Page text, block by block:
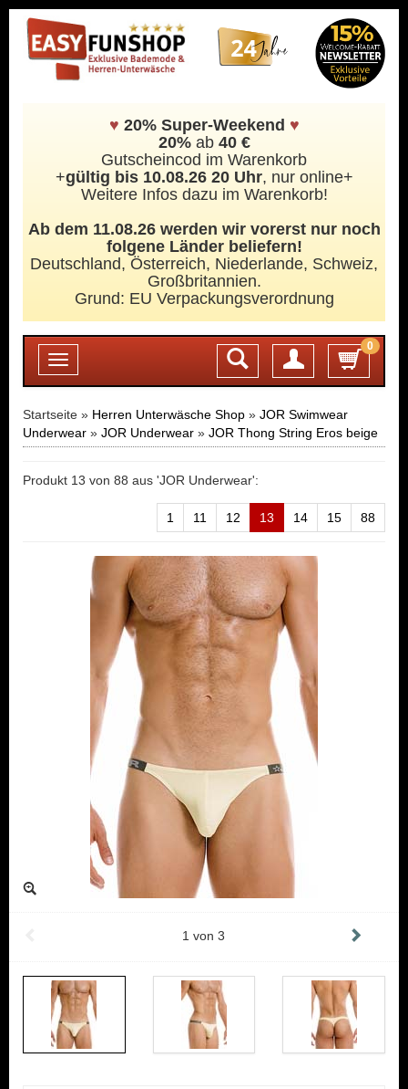
♥ 20% Super-Weekend ♥
20%ab 40 €
Gutscheincod im Warenkorb
+gültig bis 10.08.26 20 Uhr, nur online+
Weitere Infos dazu im Warenkorb!
Ab dem 11.08.26 werden wir vorerst nur noch
folgene Länder beliefern!
Deutschland, Österreich, Niederlande, Schweiz,
Großbritannien.
Grund: EU Verpackungsverordnung
Toggle
navigation
0
Login
Startseite » Herren Unterwäsche Shop » JOR Swimwear
Underwear » JOR Underwear » JOR Thong String Eros beige
Produkt 13 von 88 aus 'JOR Underwear':
1 11 12 13 14 15 88
1 von3